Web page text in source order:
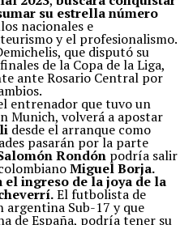
su estrella número
nacionales e
y el profesionalismo.
que disputó su
de la Copa de la Liga,
ante Rosario Central por
entrenador que tuvo un
Munich, volverá a apostar
desde el arranque como
pasarán por la parte
Rondón podría salir
Miguel Borja.
ingreso de la joya de la
El futbolista de
argentina Sub-17 y que
de España, podría tener su